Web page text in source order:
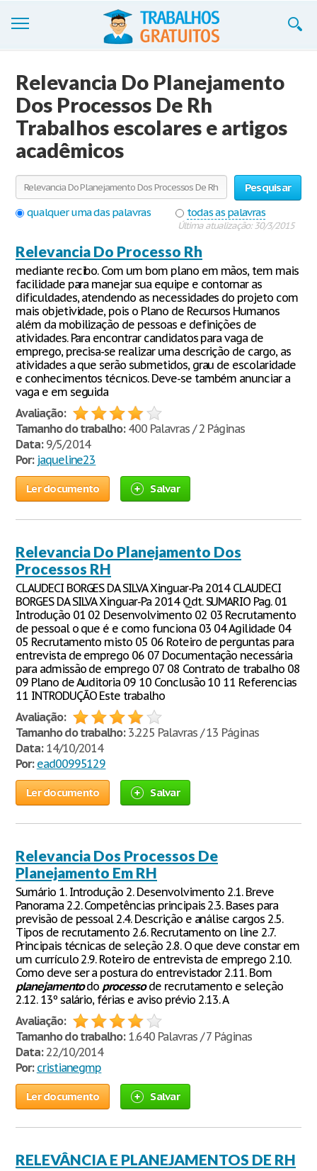
Cadastre-se
Entre
Blog
Contate-nos
Relevancia Do Planejamento
Dos Processos De Rh
Trabalhos escolares e artigos
acadêmicos
Pesquisar
qualquer uma das palavras
todas as palavras
Última atualização: 30/3/2015
Relevancia Do Processo Rh
mediante recibo. Com um bom plano em mãos, tem mais
facilidade para manejar sua equipe e contornar as
dificuldades, atendendo as necessidades do projeto com
mais objetividade, pois o Plano de Recursos Humanos
além da mobilização de pessoas e definições de
atividades. Para encontrar candidatos para vaga de
emprego, precisa-se realizar uma descrição de cargo, as
atividades a que serão submetidos, grau de escolaridade
e conhecimentos técnicos. Deve-se também anunciar a
vaga e em seguida
Avaliação:
Tamanho do trabalho:400 Palavras / 2 Páginas
Data:9/5/2014
Por: jaqueline23
Ler documento Salvar
Relevancia Do Planejamento Dos
Processos RH
CLAUDECI BORGES DA SILVA Xinguar-Pa 2014 CLAUDECI
BORGES DA SILVA Xinguar-Pa 2014 Qdt. SUMARIO Pag. 01
Introdução 01 02 Desenvolvimento 02 03 Recrutamento
de pessoal o que é e como funciona 03 04 Agilidade 04
05 Recrutamento misto 05 06 Roteiro de perguntas para
entrevista de emprego 06 07 Documentação necessária
para admissão de emprego 07 08 Contrato de trabalho 08
09 Plano de Auditoria 09 10 Conclusão 10 11 Referencias
11 INTRODUÇÃO Este trabalho
Avaliação:
Tamanho do trabalho:3.225 Palavras / 13 Páginas
Data:14/10/2014
Por: ead00995129
Ler documento Salvar
Relevancia Dos Processos De
Planejamento Em RH
Sumário 1. Introdução 2. Desenvolvimento 2.1. Breve
Panorama 2.2. Competências principais 2.3. Bases para
previsão de pessoal 2.4. Descrição e análise cargos 2.5.
Tipos de recrutamento 2.6. Recrutamento on line 2.7.
Principais técnicas de seleção 2.8. O que deve constar em
um currículo 2.9. Roteiro de entrevista de emprego 2.10.
Como deve ser a postura do entrevistador 2.11. Bom
planejamentodo processode recrutamento e seleção
2.12. 13º salário, férias e aviso prévio 2.13. A
Avaliação:
Tamanho do trabalho:1.640 Palavras / 7 Páginas
Data:22/10/2014
Por: cristianegmp
Ler documento Salvar
RELEVÂNCIA E PLANEJAMENTOS DE RH